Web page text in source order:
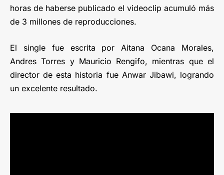
horas de haberse publicado el videoclip acumuló más
de 3 millones de reproducciones.
El single fue escrita por Aitana Ocana Morales,
Andres Torres y Mauricio Rengifo, mientras que el
director de esta historia fue Anwar Jibawi, logrando
un excelente resultado.